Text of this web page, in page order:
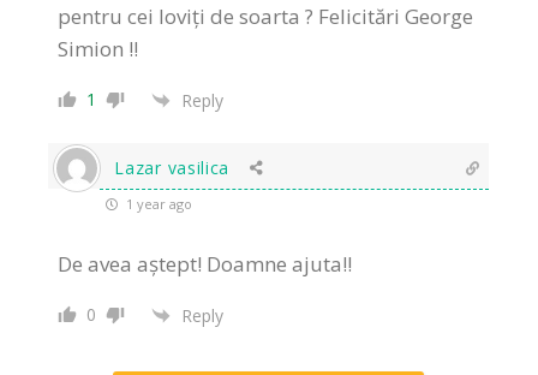
pentru cei loviți de soarta ? Felicitări George
Simion !!
1 Reply
Lazar vasilica
1 year ago
De avea aștept! Doamne ajuta!!
0 Reply